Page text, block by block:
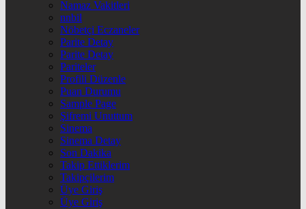
Namaz Vakitleri
nnbil
Nöbetçi Eczaneler
Parite Detay
Parite Detay
Pariteler
Profili Düzenle
Puan Durumu
Sample Page
Şifremi Unuttum
Sinema
Sinema Detay
Son Dakika
Takip Ettiklerim
Takipçilerim
Üye Giriş
Üye Giriş